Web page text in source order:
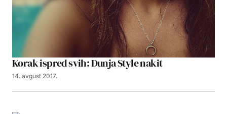
Korak ispred svih: Dunja Style nakit
14. avgust 2017.